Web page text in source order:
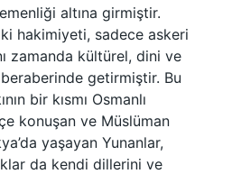
altına girmiştir.
hakimiyeti, sadece askeri
zamanda kültürel, dini ve
getirmiştir. Bu
bir kısmı Osmanlı
konuşan ve Müslüman
yaşayan Yunanlar,
da kendi dillerini ve